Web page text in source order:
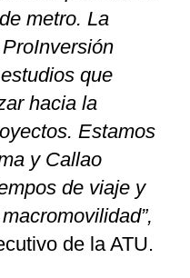
metro. La
que
hacia la
Estamos
y Callao
de viaje y
de la ATU.